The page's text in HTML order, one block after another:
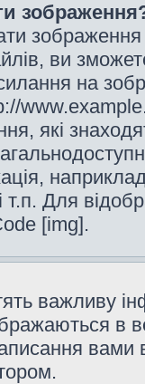
ви
на
які
т.п. Для
[img].
важливу
в